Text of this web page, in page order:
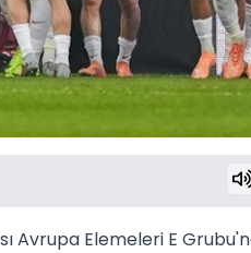
Avrupa Elemeleri E